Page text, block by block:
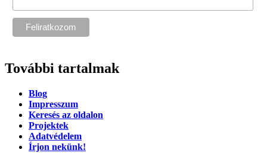
További tartalmak
Blog
Impresszum
Keresés az oldalon
Projektek
Adatvédelem
Írjon nekünk!